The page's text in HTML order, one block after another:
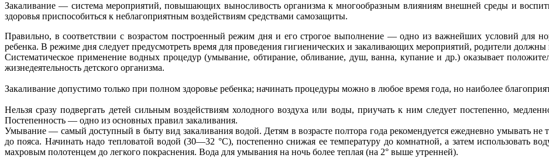
Закаливание — система мероприятий, повышающих выносливость организма к многообразным влияниям внешней среды и
здоровья приспособиться к неблагоприятным воздействиям средствами самозащиты.
Правильно, в соответствии с возрастом построенный режим дня и его строгое выполнение — одно из важнейших условий для
ребенка. В режиме дня следует предусмотреть время для проведения гигиенических и закаливающих мероприятий, родители
Систематическое применение водных процедур (умывание, обтирание, обливание, душ, ванна, купание и др.) оказывает
жизнедеятельность детского организма.
Закаливание допустимо только при полном здоровье ребенка; начинать процедуры можно в любое время года, но наиболее
Нельзя сразу подвергать детей сильным воздействиям холодного воздуха или воды, приучать к ним следует постепенно,
Постепенность — одно из основных правил закаливания.
Умывание — самый доступный в быту вид закаливания водой. Детям в возрасте полтора года рекомендуется ежедневно умывать
до пояса. Начинать надо тепловатой водой (30—32 °С), постепенно снижая ее температуру до комнатной, а затем использовать
махровым полотенцем до легкого покраснения. Вода для умывания на ночь более теплая (на 2° выше утренней).